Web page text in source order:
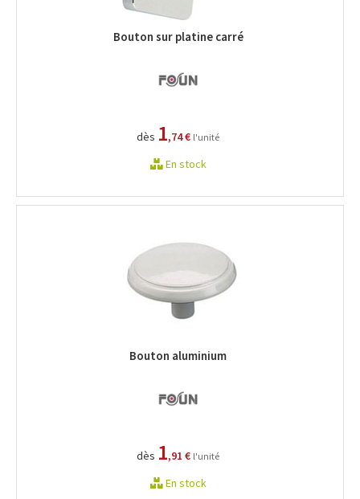
Bouton sur platine carré
dès 1,74 € l'unité
En stock
Bouton aluminium
dès 1,91 € l'unité
En stock